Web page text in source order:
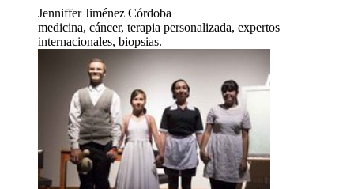
Jenniffer Jiménez Córdoba
medicina, cáncer, terapia personalizada, expertos
internacionales, biopsias.